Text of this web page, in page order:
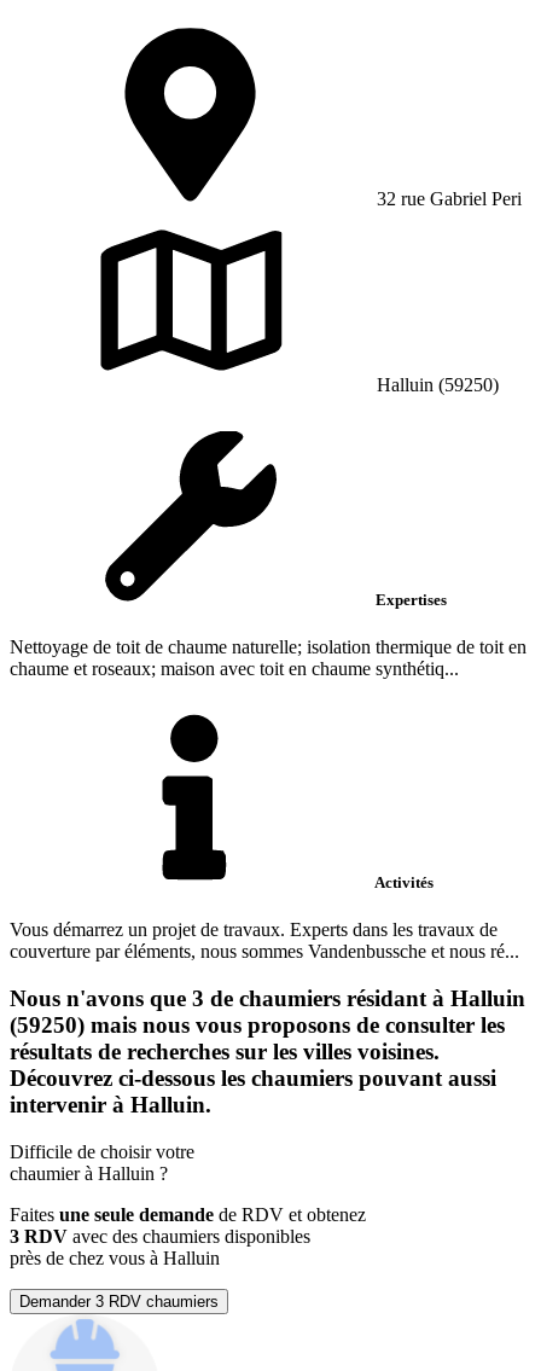
32 rue Gabriel Peri
Halluin (59250)
Expertises
Nettoyage de toit de chaume naturelle; isolation thermique de toit en
chaume et roseaux; maison avec toit en chaume synthétiq...
Activités
Vous démarrez un projet de travaux. Experts dans les travaux de
couverture par éléments, nous sommes Vandenbussche et nous ré...
Nous n'avons que 3 de chaumiers résidant à Halluin
(59250) mais nous vous proposons de consulter les
résultats de recherches sur les villes voisines.
Découvrez ci-dessous les chaumiers pouvant aussi
intervenir à Halluin.
Difficile de choisir votre
chaumier à Halluin ?
Faites une seule demande de RDV et obtenez
3 RDV avec des chaumiers disponibles
près de chez vous à Halluin
Demander 3 RDV chaumiers